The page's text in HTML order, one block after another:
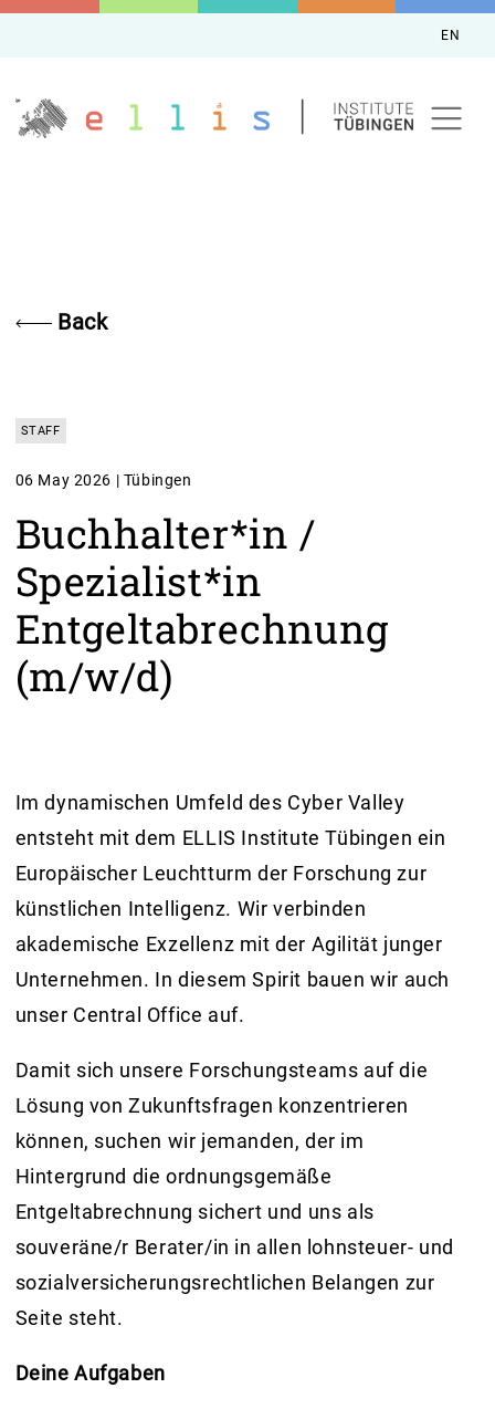
EN
Back
STAFF
06 May 2026 | Tübingen
Buchhalter*in /
Spezialist*in
Entgeltabrechnung
(m/w/d)
Im dynamischen Umfeld des Cyber Valley
entsteht mit dem ELLIS Institute Tübingen ein
Europäischer Leuchtturm der Forschung zur
künstlichen Intelligenz. Wir verbinden
akademische Exzellenz mit der Agilität junger
Unternehmen. In diesem Spirit bauen wir auch
unser Central Office auf.
Damit sich unsere Forschungsteams auf die
Lösung von Zukunftsfragen konzentrieren
können, suchen wir jemanden, der im
Hintergrund die ordnungsgemäße
Entgeltabrechnung sichert und uns als
souveräne/r Berater/in in allen lohnsteuer- und
sozialversicherungsrechtlichen Belangen zur
Seite steht.
Deine Aufgaben